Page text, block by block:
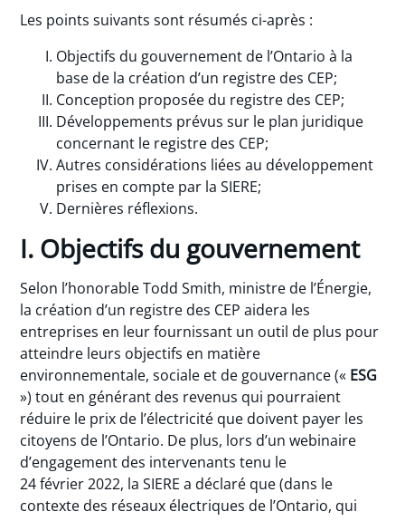
Les points suivants sont résumés ci-après :
Objectifs du gouvernement de l’Ontario à la
base de la création d’un registre des CEP;
Conception proposée du registre des CEP;
Développements prévus sur le plan juridique
concernant le registre des CEP;
Autres considérations liées au développement
prises en compte par la SIERE;
Dernières réflexions.
I. Objectifs du gouvernement
Selon l’honorable Todd Smith, ministre de l’Énergie,
la création d’un registre des CEP aidera les
entreprises en leur fournissant un outil de plus pour
atteindre leurs objectifs en matière
environnementale, sociale et de gouvernance (« ESG
») tout en générant des revenus qui pourraient
réduire le prix de l’électricité que doivent payer les
citoyens de l’Ontario. De plus, lors d’un webinaire
d’engagement des intervenants tenu le
24 février 2022, la SIERE a déclaré que (dans le
contexte des réseaux électriques de l’Ontario, qui